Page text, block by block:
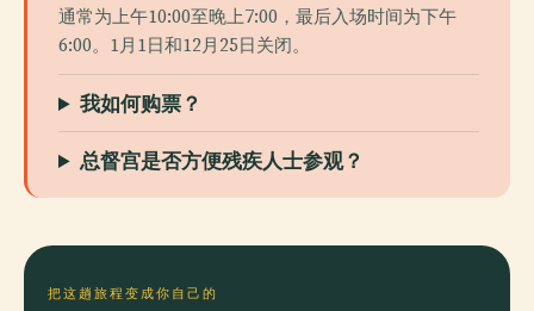
通常为上午10:00至晚上7:00，最后入场时间为下午
6:00。1月1日和12月25日关闭。
我如何购票？
总督宫是否方便残疾人士参观？
把这趟旅程变成你自己的